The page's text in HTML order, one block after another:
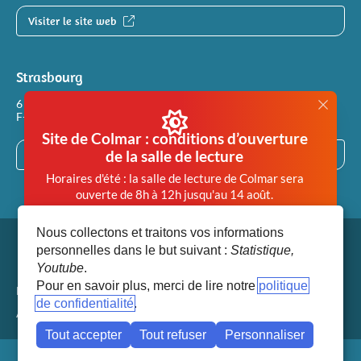
Nous collectons et traitons vos informations
personnelles dans le but suivant : Statistique,
Youtube.
Pour en savoir plus, merci de lire notre politique
de confidentialité
Tout accepter Tout refuser Personnaliser
Visiter le site web
Strasbourg
6 rue Philippe Dollinger
F-67100 STRASBOURG
Visiter le site web
Mentions légales
Accéder aux paramètres des cookies
Justice Sites et bâtiments
Métiers et fonctions Culture et loisirs
Site de Colmar : conditions d’ouverture
de la salle de lecture
Horaires d'été : la salle de lecture de Colmar sera
ouverte de 8h à 12h jusqu'au 14 août.
lecture compatibles avec la santé de chacun, la salle
de lecture de Colmar est désormais
systématiquement fermée dès lors que la
température extérieure atteint 28°.